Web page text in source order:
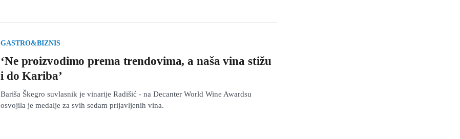
GASTRO&BIZNIS
‘Ne proizvodimo prema trendovima, a naša vina stižu
i do Kariba’
Bariša Škegro suvlasnik je vinarije Radišić - na Decanter World Wine Awardsu
osvojila je medalje za svih sedam prijavljenih vina.